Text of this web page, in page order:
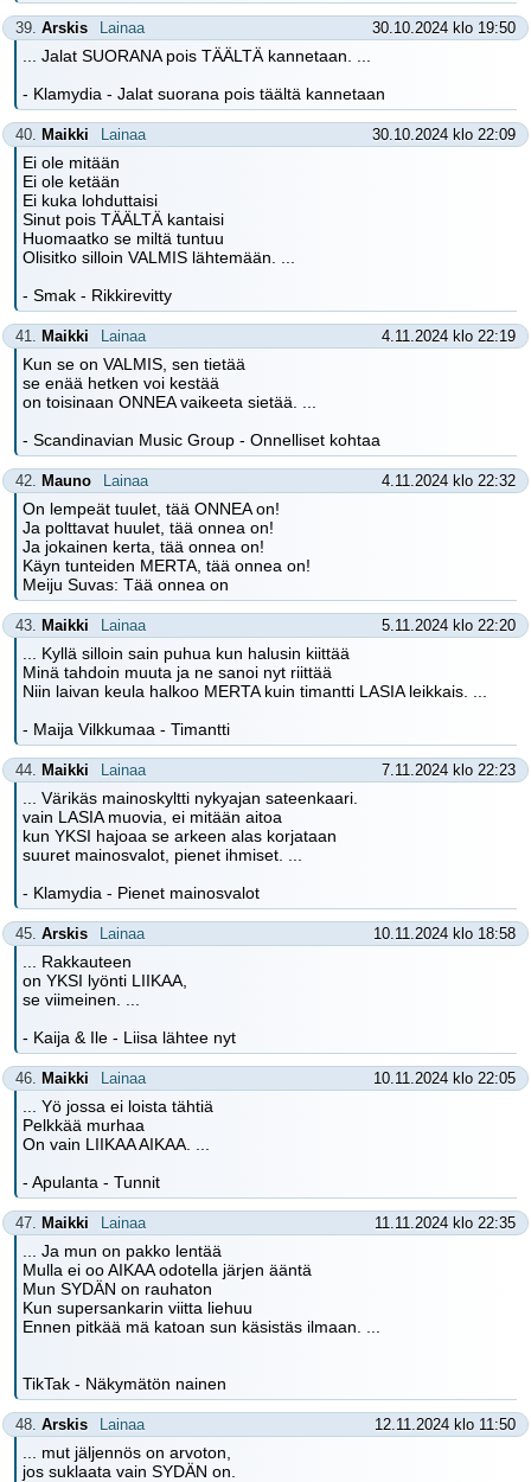
39. Arskis Lainaa 30.10.2024 klo 19:50
... Jalat SUORANA pois TÄÄLTÄ kannetaan. ...
- Klamydia - Jalat suorana pois täältä kannetaan
40. Maikki Lainaa 30.10.2024 klo 22:09
Ei ole mitään
Ei ole ketään
Ei kuka lohduttaisi
Sinut pois TÄÄLTÄ kantaisi
Huomaatko se miltä tuntuu
Olisitko silloin VALMIS lähtemään. ...
- Smak - Rikkirevitty
41. Maikki Lainaa 4.11.2024 klo 22:19
Kun se on VALMIS, sen tietää
se enää hetken voi kestää
on toisinaan ONNEA vaikeeta sietää. ...
- Scandinavian Music Group - Onnelliset kohtaa
42. Mauno Lainaa 4.11.2024 klo 22:32
On lempeät tuulet, tää ONNEA on!
Ja polttavat huulet, tää onnea on!
Ja jokainen kerta, tää onnea on!
Käyn tunteiden MERTA, tää onnea on!
Meiju Suvas: Tää onnea on
43. Maikki Lainaa 5.11.2024 klo 22:20
... Kyllä silloin sain puhua kun halusin kiittää
Minä tahdoin muuta ja ne sanoi nyt riittää
Niin laivan keula halkoo MERTA kuin timantti LASIA leikkais. ...
- Maija Vilkkumaa - Timantti
44. Maikki Lainaa 7.11.2024 klo 22:23
... Värikäs mainoskyltti nykyajan sateenkaari.
vain LASIA muovia, ei mitään aitoa
kun YKSI hajoaa se arkeen alas korjataan
suuret mainosvalot, pienet ihmiset. ...
- Klamydia - Pienet mainosvalot
45. Arskis Lainaa 10.11.2024 klo 18:58
... Rakkauteen
on YKSI lyönti LIIKAA,
se viimeinen. ...
- Kaija & Ile - Liisa lähtee nyt
46. Maikki Lainaa 10.11.2024 klo 22:05
... Yö jossa ei loista tähtiä
Pelkkää murhaa
On vain LIIKAA AIKAA. ...
- Apulanta - Tunnit
47. Maikki Lainaa 11.11.2024 klo 22:35
... Ja mun on pakko lentää
Mulla ei oo AIKAA odotella järjen ääntä
Mun SYDÄN on rauhaton
Kun supersankarin viitta liehuu
Ennen pitkää mä katoan sun käsistäs ilmaan. ...
TikTak - Näkymätön nainen
48. Arskis Lainaa 12.11.2024 klo 11:50
... mut jäljennös on arvoton,
jos suklaata vain SYDÄN on.